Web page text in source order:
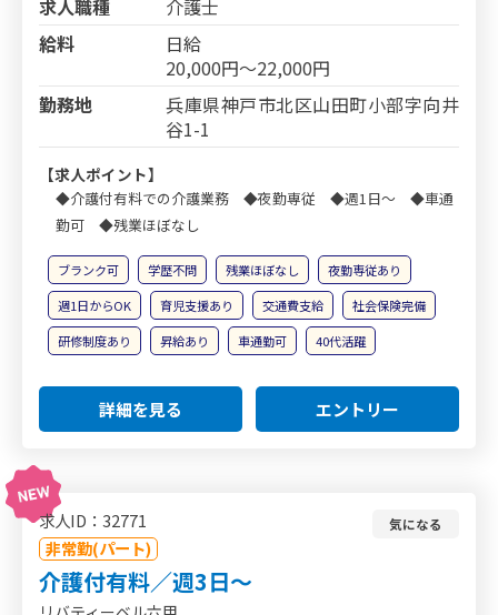
求人職種
介護士
給料
日給
20,000円～22,000円
勤務地
兵庫県神戸市北区山田町小部字向井
谷1-1
【求人ポイント】
◆介護付有料での介護業務 ◆夜勤専従 ◆週1日～ ◆車通
勤可 ◆残業ほぼなし
ブランク可 学歴不問 残業ほぼなし
夜勤専従あり
週1日からOK
育児支援あり 交通費支給
社会保険完備
研修制度あり
昇給あり 車通勤可 40代活躍
詳細を見る エントリー
求人ID：32771
非常勤(パート)
気になる
介護付有料／週3日～